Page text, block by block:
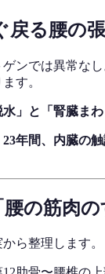
る腰の張
ンでは異常な
す。
水」と「腎臓ま
23年間、内臓の
の筋肉
ら整理します。